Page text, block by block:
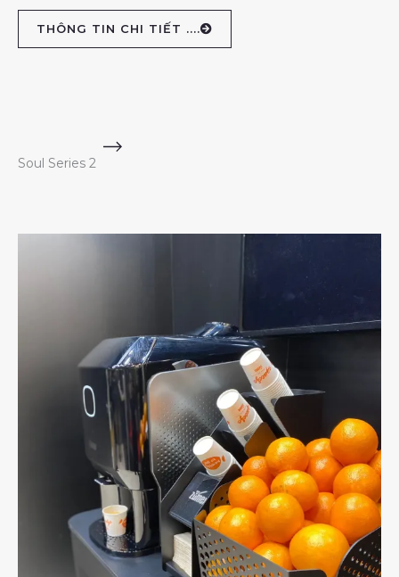
THÔNG TIN CHI TIẾT ....
Soul Series 2